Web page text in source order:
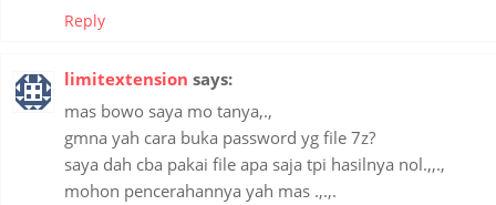
Reply
limitextension says:
mas bowo saya mo tanya,.,
gmna yah cara buka password yg file 7z?
saya dah cba pakai file apa saja tpi hasilnya nol.,,.,
mohon pencerahannya yah mas .,.,.